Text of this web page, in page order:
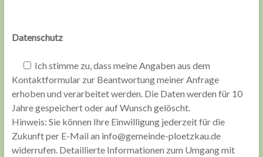
Datenschutz
Ich stimme zu, dass meine Angaben aus dem
Kontaktformular zur Beantwortung meiner Anfrage
erhoben und verarbeitet werden. Die Daten werden für 10
Jahre gespeichert oder auf Wunsch gelöscht.
Hinweis: Sie können Ihre Einwilligung jederzeit für die
Zukunft per E-Mail an info@gemeinde-ploetzkau.de
widerrufen. Detaillierte Informationen zum Umgang mit